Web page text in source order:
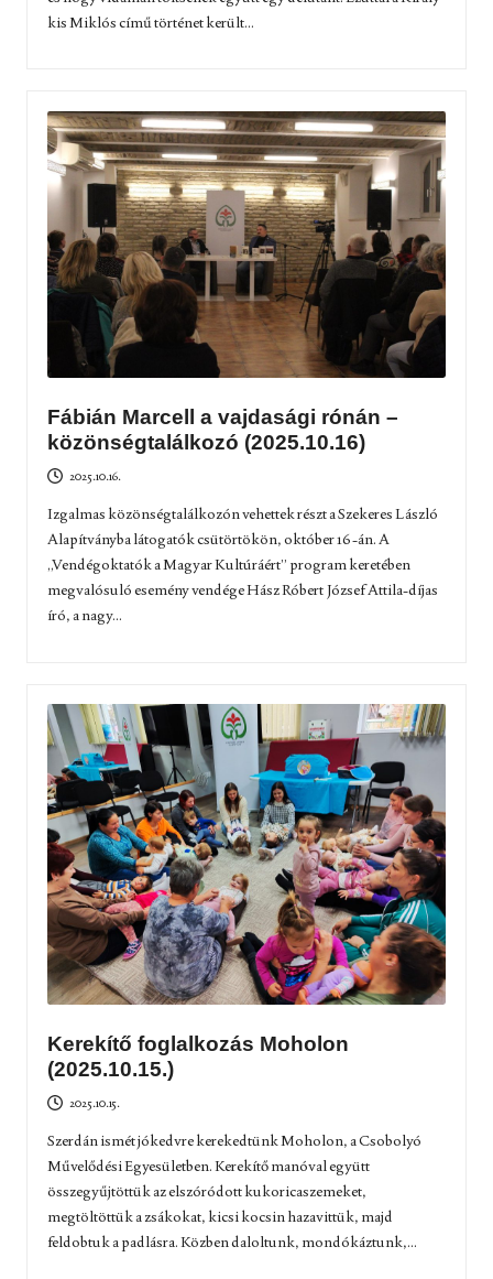
kis Miklós című történet került...
Fábián Marcell a vajdasági rónán –
közönségtalálkozó (2025.10.16)
2025.10.16.
Izgalmas közönségtalálkozón vehettek részt a Szekeres László
Alapítványba látogatók csütörtökön, október 16-án. A
„Vendégoktatók a Magyar Kultúráért” program keretében
megvalósuló esemény vendége Hász Róbert József Attila-díjas
író, a nagy...
Kerekítő foglalkozás Moholon
(2025.10.15.)
2025.10.15.
Szerdán ismét jókedvre kerekedtünk Moholon, a Csobolyó
Művelődési Egyesületben. Kerekítő manóval együtt
összegyűjtöttük az elszóródott kukoricaszemeket,
megtöltöttük a zsákokat, kicsi kocsin hazavittük, majd
feldobtuk a padlásra. Közben daloltunk, mondókáztunk,...